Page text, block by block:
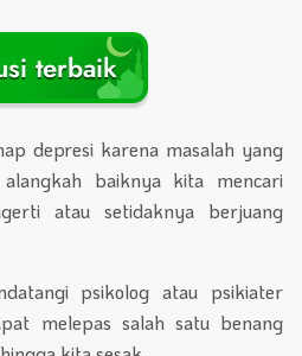
terbaik
depresi karena masalah yang
baiknya kita mencari
atau setidaknya berjuang
psikolog atau psikiater
melepas salah satu benang